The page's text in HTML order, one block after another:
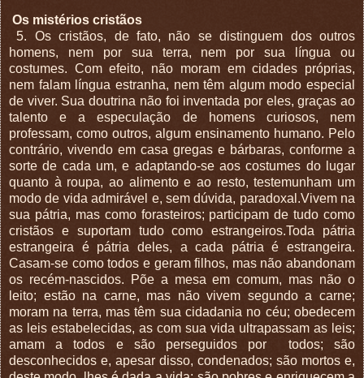
Os mistérios cristãos
5. Os cristãos, de fato, não se distinguem dos outros
homens, nem por sua terra, nem por sua língua ou
costumes. Com efeito, não moram em cidades próprias,
nem falam língua estranha, nem têm algum modo especial
de viver. Sua doutrina não foi inventada por eles, graças ao
talento e a especulação de homens curiosos, nem
professam, como outros, algum ensinamento humano. Pelo
contrário, vivendo em casa gregas e bárbaras, conforme a
sorte de cada um, e adaptando-se aos costumes do lugar
quanto à roupa, ao alimento e ao resto, testemunham um
modo de vida admirável e, sem dúvida, paradoxal.Vivem na
sua pátria, mas como forasteiros; participam de tudo como
cristãos e suportam tudo como estrangeiros.Toda pátria
estrangeira é pátria deles, a cada pátria é estrangeira.
Casam-se como todos e geram filhos, mas não abandonam
os recém-nascidos. Põe a mesa em comum, mas não o
leito; estão na carne, mas não vivem segundo a carne;
moram na terra, mas têm sua cidadania no céu; obedecem
as leis estabelecidas, as com sua vida ultrapassam as leis;
amam a todos e são perseguidos por
todos; são
desconhecidos e, apesar disso, condenados; são mortos e,